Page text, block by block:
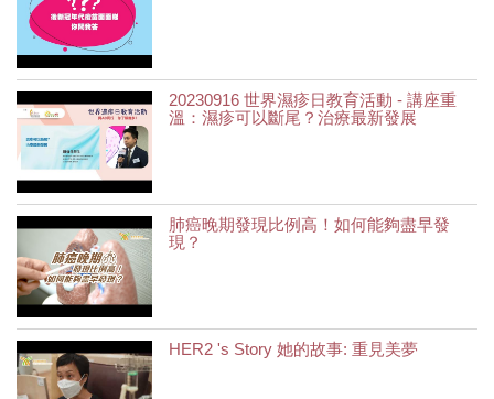
20230916 世界濕疹日教育活動 - 講座重
溫：濕疹可以斷尾？治療最新發展
肺癌晚期發現比例高！如何能夠盡早發
現？
HER2 's Story 她的故事: 重見美夢